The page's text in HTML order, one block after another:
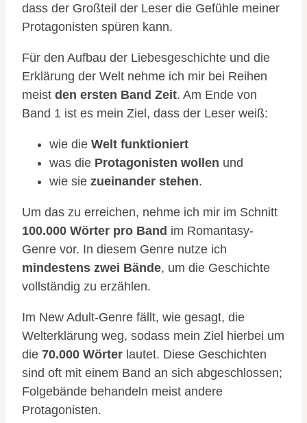
dass der Großteil der Leser die Gefühle meiner
Protagonisten spüren kann.
Für den Aufbau der Liebesgeschichte und die
Erklärung der Welt nehme ich mir bei Reihen
meist den ersten Band Zeit. Am Ende von
Band 1 ist es mein Ziel, dass der Leser weiß:
wie die Welt funktioniert
was die Protagonisten wollen und
wie sie zueinander stehen.
Um das zu erreichen, nehme ich mir im Schnitt
100.000 Wörter pro Band im Romantasy-
Genre vor. In diesem Genre nutze ich
mindestens zwei Bände, um die Geschichte
vollständig zu erzählen.
Im New Adult-Genre fällt, wie gesagt, die
Welterklärung weg, sodass mein Ziel hierbei um
die 70.000 Wörter lautet. Diese Geschichten
sind oft mit einem Band an sich abgeschlossen;
Folgebände behandeln meist andere
Protagonisten.